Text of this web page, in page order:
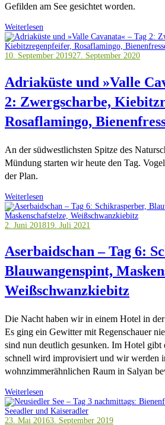
Gefilden am See gesichtet worden.
Weiterlesen
10. September 201927. September 2020
Adriaküste und »Valle
2: Zwergscharbe,
Rosaflamingo,
An der südwestlichsten Spitze des
Mündung starten wir heute den Tag.
der Plan.
Weiterlesen
2. Juni 201819. Juli 2021
Aserbaidschan – Tag 6:
Blauwangenspint,
Weißschwanzkiebitz
Die Nacht haben wir in einem Hotel in
Es ging ein Gewitter mit Regenschauer
sind nun deutlich gesunken. Im Hotel gibt
schnell wird improvisiert und wir werden
wohnzimmerähnlichen Raum in Salyan
Weiterlesen
23. Mai 20163. September 2019